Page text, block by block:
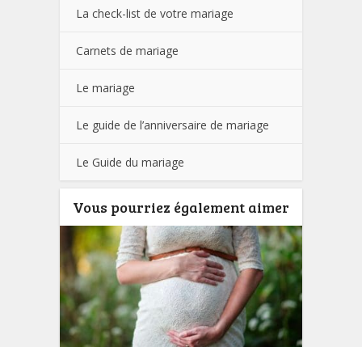
La check-list de votre mariage
Carnets de mariage
Le mariage
Le guide de l’anniversaire de mariage
Le Guide du mariage
Vous pourriez également aimer